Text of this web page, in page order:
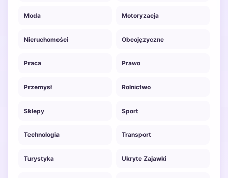
Moda Motoryzacja
Nieruchomości Obcojęzyczne
Praca Prawo
Przemysł Rolnictwo
Sklepy Sport
Technologia Transport
Turystyka Ukryte Zajawki